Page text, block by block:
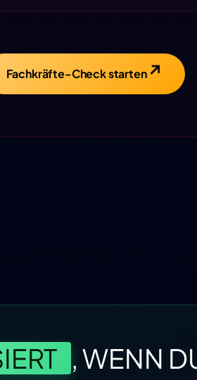
Fachkräfte-Check starten
, WENN